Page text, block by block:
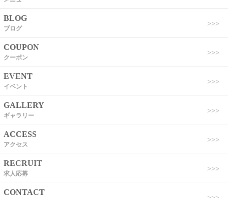
BLOG
ブログ
COUPON
クーポン
EVENT
イベント
GALLERY
ギャラリー
ACCESS
アクセス
RECRUIT
求人応募
CONTACT